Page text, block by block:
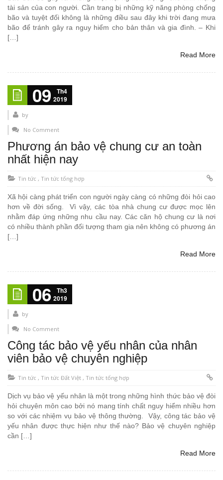
tài sản của con người. Cần trang bị những kỹ năng phòng chống
bão và tuyệt đối không là những điều sau đây khi trời đang mưa
bão để tránh gây ra nguy hiểm cho bản thân và gia đình. – Khi
[…]
Read More
09
Th4
2019
by
No Comment
Phương án bảo vệ chung cư an toàn
nhất hiện nay
Tin tức , Tin tức tổng hợp
Xã hội càng phát triển con người ngày càng có những đòi hỏi cao
hơn về đời sống. Vì vậy, các tòa nhà chung cư được mọc lên
nhằm đáp ứng những nhu cầu nay. Các căn hộ chung cư là nơi
có nhiều thành phần đối tượng tham gia nên không có phương án
[…]
Read More
06
Th3
2019
by
No Comment
Công tác bảo vệ yếu nhân của nhân
viên bảo vệ chuyên nghiệp
Tin tức , Tin tức Đất Việt , Tin tức tổng hợp
Dịch vụ bảo vệ yếu nhân là một trong những hình thức bảo vệ đòi
hỏi chuyên môn cao bởi nó mang tính chất nguy hiểm nhiều hơn
so với các nhiệm vụ bảo vệ thông thường. Vậy, công tác bảo vệ
yếu nhân được thực hiện như thế nào? Bảo vệ chuyên nghiệp
cần […]
Read More